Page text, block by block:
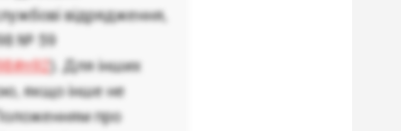
відрядження,
№ 59
). Для інших
якщо інше не
про